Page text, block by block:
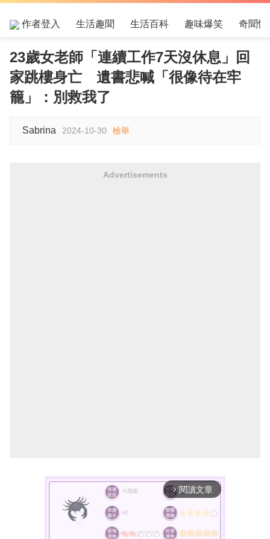
作者登入 生活趣聞 生活百科 趣味爆笑 奇聞怪
23歲女老師「連續工作7天沒休息」回
家跳樓身亡 遺書悲喊「很像待在牢
籠」：別救我了
Sabrina 2024-10-30 檢舉
Advertisements
arrow_forward_ios 閱讀文章